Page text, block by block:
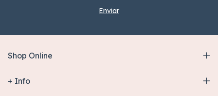
Shop Online
+ Info